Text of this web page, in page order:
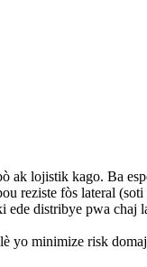
ak lojistik kago. Ba
fòs lateral
distribye pwa chaj
yo minimize risk